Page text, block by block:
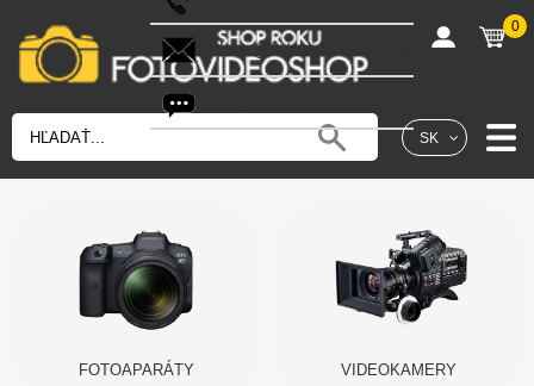
SK
shop@fotovideoshop.sk
0
FOTOAPARÁTY VIDEOKAMERY